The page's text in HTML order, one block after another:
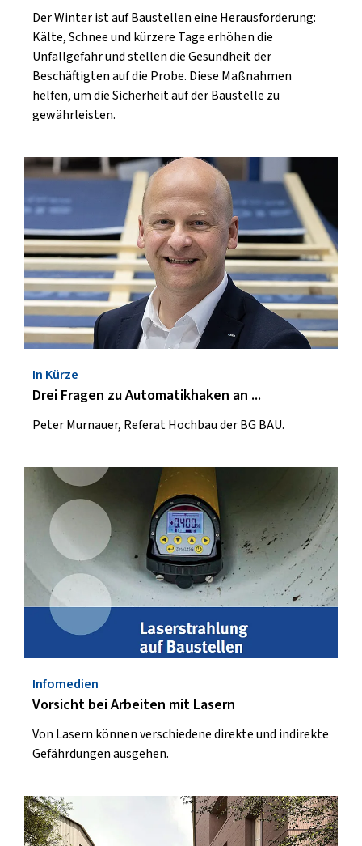
Der Winter ist auf Baustellen eine Herausforderung:
Kälte, Schnee und kürzere Tage erhöhen die
Unfallgefahr und stellen die Gesundheit der
Beschäftigten auf die Probe. Diese Maßnahmen
helfen, um die Sicherheit auf der Baustelle zu
gewährleisten.
In Kürze
Drei Fragen zu Automatikhaken an ...
Peter Murnauer, Referat Hochbau der BG BAU.
Infomedien
Vorsicht bei Arbeiten mit Lasern
Von Lasern können verschiedene direkte und indirekte
Gefährdungen ausgehen.